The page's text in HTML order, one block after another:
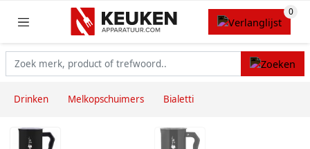
Drinken Melkopschuimers Bialetti